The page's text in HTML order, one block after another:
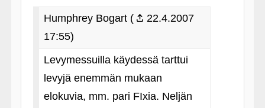
Humphrey Bogart (
22.4.2007
17:55)
Levymessuilla käydessä tarttui
levyjä enemmän mukaan
elokuvia, mm. pari FIxia. Neljän